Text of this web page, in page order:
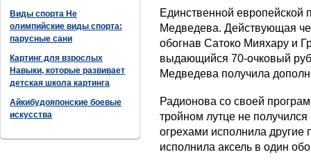
Виды спорта Не
олимпийские виды спорта:
парусные сани
Картинг для взрослых
Навыки, которые развивает
детская школа картинга
Айкибудояпонские боевые
искусства
Единственной европейской
Медведева. Действующая
обогнав Сатоко Мияхару и
выдающийся 70-очковый
Медведева получила
Радионова со своей
тройном лутце не
огрехами исполнила другие
исполнила аксель в один